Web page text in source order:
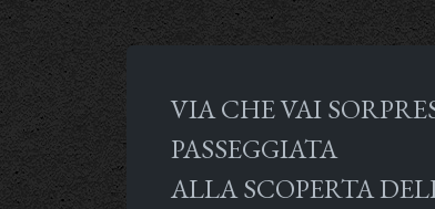
VIA CHE VAI
PASSEGGIATA
ALLA SCOPERTA